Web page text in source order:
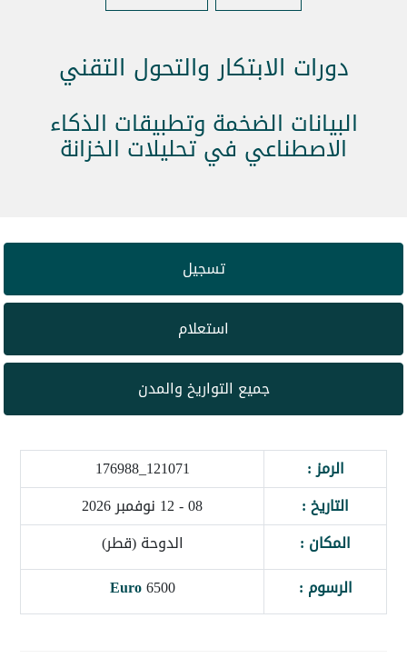
دورات الابتكار والتحول التقني
البيانات الضخمة وتطبيقات الذكاء
الاصطناعي في تحليلات الخزانة
تسجيل
استعلام
جميع التواريخ والمدن
الرمز :
121071_176988
التاريخ :
08 - 12 نوفمبر 2026
المكان :
الدوحة (قطر)
الرسوم :
6500
Euro